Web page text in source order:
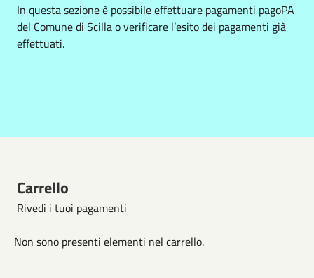
In questa sezione è possibile effettuare pagamenti pagoPA
del Comune di Scilla o verificare l’esito dei pagamenti già
effettuati.
Carrello
Rivedi i tuoi pagamenti
Non sono presenti elementi nel carrello.